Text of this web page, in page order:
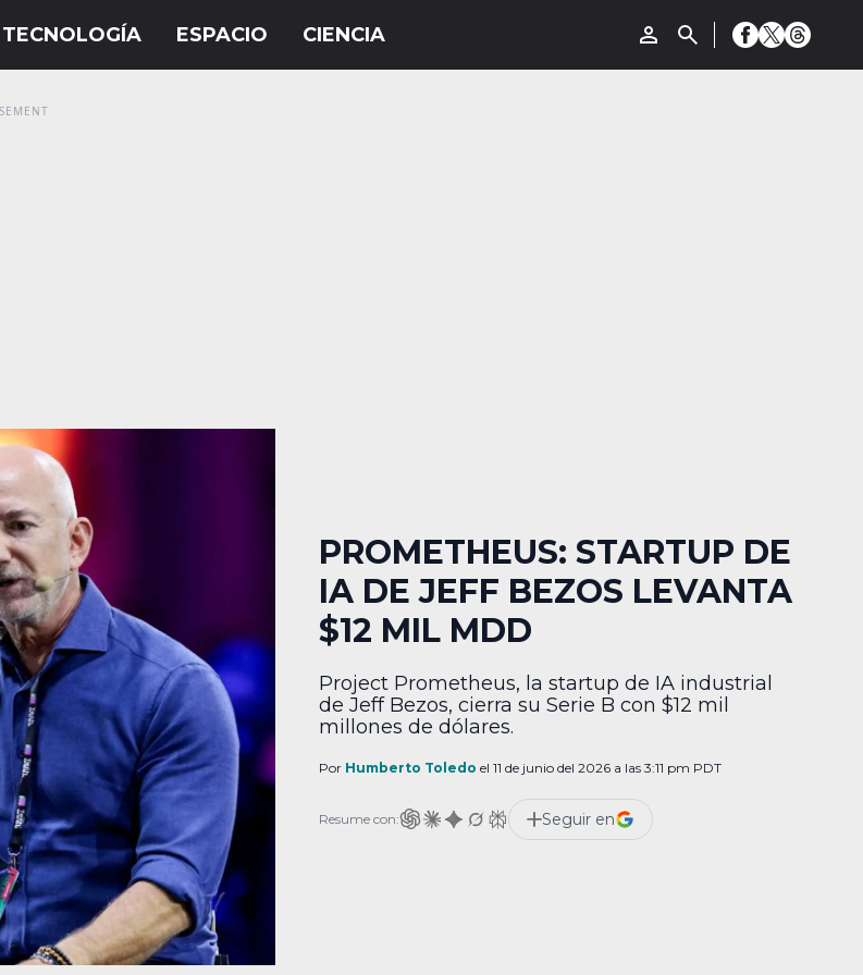
PROMETHEUS: STARTUP DE
IA DE JEFF BEZOS LEVANTA
$12 MIL MDD
Project Prometheus, la startup de IA industrial
de Jeff Bezos, cierra su Serie B con $12 mil
millones de dólares.
Por Humberto Toledo el 11 de junio del 2026 a las 3:11 pm PDT
Resume con: Seguir en